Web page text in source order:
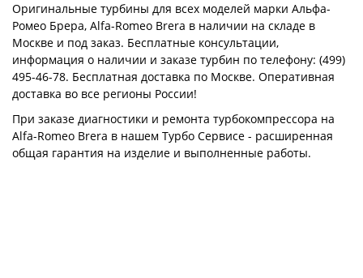
Оригинальные турбины для всех моделей марки Альфа-
Ромео Брера, Alfa-Romeo Brera в наличии на складе в
Москве и под заказ. Бесплатные консультации,
информация о наличии и заказе турбин по телефону: (499)
495-46-78. Бесплатная доставка по Москве. Оперативная
доставка во все регионы России!
При заказе диагностики и ремонта турбокомпрессора на
Alfa-Romeo Brera в нашем Турбо Сервисе - расширенная
общая гарантия на изделие и выполненные работы.